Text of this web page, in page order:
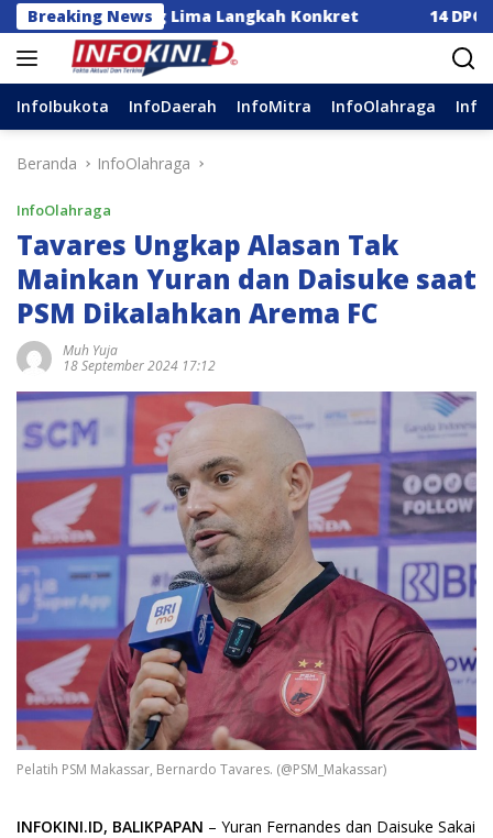
Langsung
ke
konten
Breaking News
Lima Langkah Konkret 14 DPC Terima SK
InfoIbukota InfoDaerah InfoMitra InfoOlahraga
Beranda InfoOlahraga
InfoOlahraga
Tavares Ungkap Alasan Tak
Mainkan Yuran dan Daisuke saat
PSM Dikalahkan Arema FC
Muh Yuja
18 September 2024 17:12
Pelatih PSM Makassar, Bernardo Tavares. (@PSM_Makassar)
INFOKINI.ID, BALIKPAPAN – Yuran Fernandes dan Daisuke Sakai